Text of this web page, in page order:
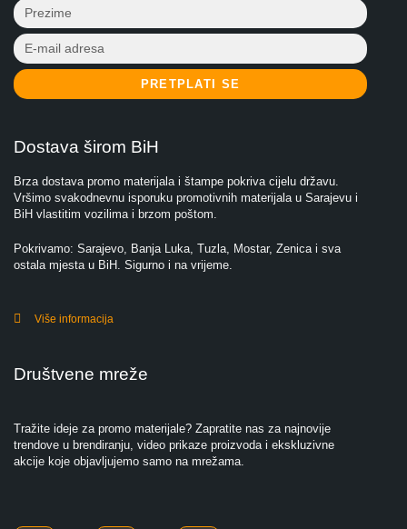
PRETPLATI SE
Dostava širom BiH
Brza dostava promo materijala i štampe pokriva cijelu državu.
Vršimo svakodnevnu isporuku promotivnih materijala u Sarajevu i
BiH vlastitim vozilima i brzom poštom.
Pokrivamo: Sarajevo, Banja Luka, Tuzla, Mostar, Zenica i sva
ostala mjesta u BiH. Sigurno i na vrijeme.
Više informacija
Društvene mreže
Tražite ideje za promo materijale? Zapratite nas za najnovije
trendove u brendiranju, video prikaze proizvoda i ekskluzivne
akcije koje objavljujemo samo na mrežama.